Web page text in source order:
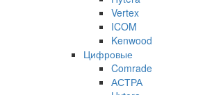
Vertex
ICOM
Kenwood
Цифровые
Comrade
АСТРА